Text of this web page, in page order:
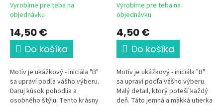
Vyrobíme pre teba na
objednávku
14,50 €
Do košíka
Motív je ukážkový - iniciála "B"
sa upraví podľa vášho výberu.
Daruj kúsok pohodlia a
osobného štýlu. Tento krásny
Vyrobíme pre teba na
objednávku
4,50 €
Do košíka
Motív je ukážkový - iniciála "B"
sa upraví podľa vášho výberu.
Malý detail, ktorý poteší každý
deň. Táto jemná a mäkká utierka